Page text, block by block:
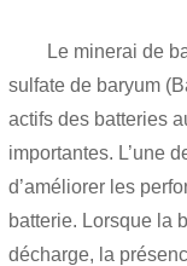
Le minerai de
sulfate de baryum
actifs des batteries
importantes. L’une
d’améliorer les
batterie. Lorsque la
décharge, la